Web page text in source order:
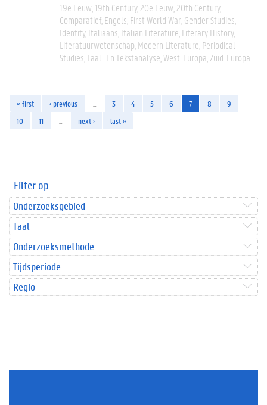
19e Eeuw 19th Century 20e Eeuw 20th Century
Comparatief Engels First World War Gender Studies
Identity Italiaans Italian Literature Literary History
Literatuurwetenschap Modern Literature Periodical
Studies Taal- En Tekstanalyse West-Europa Zuid-Europa
« first ‹ previous 3 4 5 6 7 8
9
10
11 next › last »
Filter op
Onderzoeksgebied
Taal
Onderzoeksmethode
Tijdsperiode
Regio